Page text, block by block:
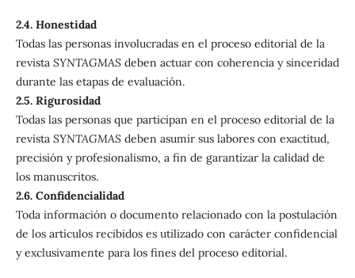
2.4. Honestidad
Todas las personas involucradas en el proceso editorial de la
revista SYNTAGMASdeben actuar con coherencia y sinceridad
durante las etapas de evaluación.
2.5. Rigurosidad
Todas las personas que participan en el proceso editorial de la
revista SYNTAGMASdeben asumir sus labores con exactitud,
precisión y profesionalismo, a fin de garantizar la calidad de
los manuscritos.
2.6. Confidencialidad
Toda información o documento relacionado con la postulación
de los artículos recibidos es utilizado con carácter confidencial
y exclusivamente para los fines del proceso editorial.